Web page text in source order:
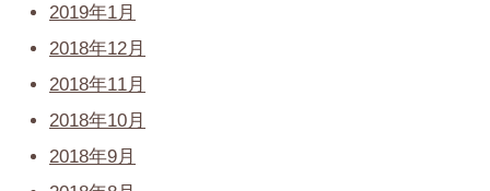
2019年1月
2018年12月
2018年11月
2018年10月
2018年9月